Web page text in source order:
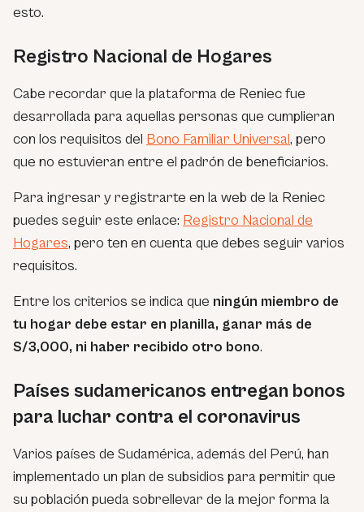
esto.
Registro Nacional de Hogares
Cabe recordar que la plataforma de Reniec fue
desarrollada para aquellas personas que cumplieran
con los requisitos del Bono Familiar Universal, pero
que no estuvieran entre el padrón de beneficiarios.
Para ingresar y registrarte en la web de la Reniec
puedes seguir este enlace: Registro Nacional de
Hogares, pero ten en cuenta que debes seguir varios
requisitos.
Entre los criterios se indica que ningún miembro de
tu hogar debe estar en planilla, ganar más de
S/3,000, ni haber recibido otro bono.
Países sudamericanos entregan bonos
para luchar contra el coronavirus
Varios países de Sudamérica, además del Perú, han
implementado un plan de subsidios para permitir que
su población pueda sobrellevar de la mejor forma la